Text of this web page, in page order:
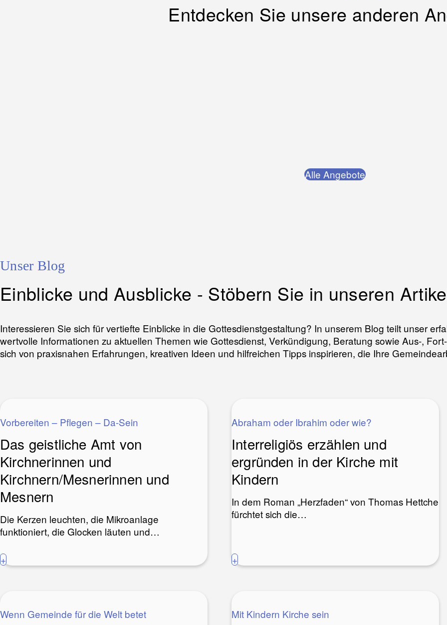
Entdecken Sie unsere anderen
Alle Angebote
Unser Blog
Einblicke und Ausblicke - Stöbern Sie in unseren
Interessieren Sie sich für vertiefte Einblicke in die Gottesdienstgestaltung? In unserem Blog teilt unser
wertvolle Informationen zu aktuellen Themen wie Gottesdienst, Verkündigung, Beratung sowie Aus-,
sich von praxisnahen Erfahrungen, kreativen Ideen und hilfreichen Tipps inspirieren, die Ihre
Vorbereiten – Pflegen – Da-Sein
Das geistliche Amt von
Kirchnerinnen und
Kirchnern/Mesnerinnen und
Mesnern
Die Kerzen leuchten, die Mikroanlage
funktioniert, die Glocken läuten und…
+
Abraham oder Ibrahim oder wie?
Interreligiös erzählen und
ergründen in der Kirche mit
Kindern
In dem Roman „Herzfaden“ von Thomas Hettche
fürchtet sich die…
+
Wenn Gemeinde für die Welt betet Mit Kindern Kirche sein